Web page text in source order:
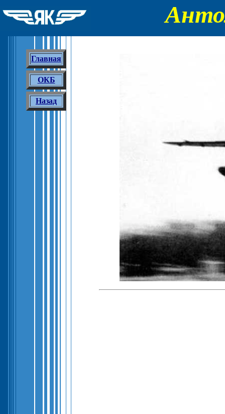
Главная
ОКБ
Назад